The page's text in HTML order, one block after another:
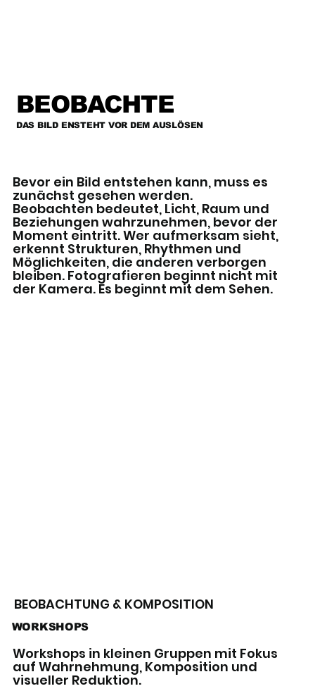
BEOBACHTE
DAS BILD ENSTEHT VOR DEM AUSLÖSEN
Bevor ein Bild entstehen kann, muss es
zunächst gesehen werden.
Beobachten bedeutet, Licht, Raum und
Beziehungen wahrzunehmen, bevor der
Moment eintritt. Wer aufmerksam sieht,
erkennt Strukturen, Rhythmen und
Möglichkeiten, die anderen verborgen
bleiben. Fotografieren beginnt nicht mit
der Kamera. Es beginnt mit dem Sehen.
BEOBACHTUNG & KOMPOSITION
WORKSHOPS
Workshops in kleinen Gruppen mit Fokus
auf Wahrnehmung, Komposition und
visueller Reduktion.